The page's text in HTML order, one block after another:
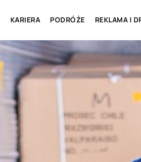
KARIERA PODRÓŻE REKLAMA I